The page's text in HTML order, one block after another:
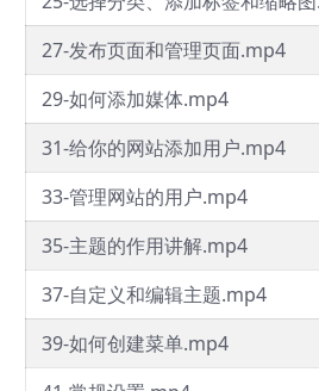
27-发布页面和管理页面.mp4
29-如何添加媒体.mp4
31-给你的网站添加用户.mp4
33-管理网站的用户.mp4
35-主题的作用讲解.mp4
37-自定义和编辑主题.mp4
39-如何创建菜单.mp4